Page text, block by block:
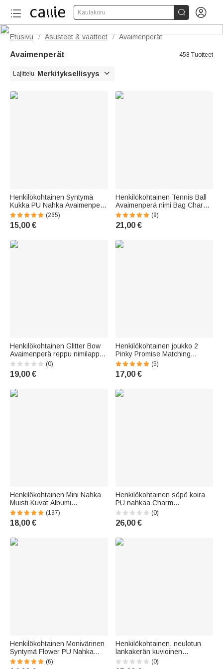
Kaulakoru  
Etusivu / Asusteet & vaatteet / Avaimenperät
Avaimenperät 458 Tuotteet
Lajittelu Merkityksellisyys 
Henkilökohtainen Syntymä
Kukka PU Nahka Avaimenperä
kaiverrettu nimi ja Daisy helmi
riipus Häät Party
Syntymäpäivä Lahja
(265)
15,00 €
Henkilökohtainen Tennis Ball
Avaimenperä nimi Bag Charm
joulu syntymäpäivä joukkue
lahja valmentaja Tennis Lovers
joukkuetoverit
(9)
21,00 €
Henkilökohtainen Glitter Bow
Avaimenperä reppu nimilappu
Travel tarvikkeet Päivittäinen
käyttö syntymäpäivälahja
Cheerleaders Teammates
(0)
19,00 €
Henkilökohtainen joukko 2
Pinky Promise Matching
avaimenperät kaiverrettu
Initials Syntymäpäivä
Ystävänpäivä Long Distance
(5)
17,00 €
Henkilökohtainen Mini Nahka
Muisti Kuvat Albumi
Avaimenperä 10-14 Kuvat
Syntymäpäivä Vuosipäivä
Joululahja Perhe Pariskunta
(197)
18,00 €
Henkilökohtainen söpö koira
PU nahkaa Charm
avaimenperä nimellä Adoption
päivä syntymäpäivälahja
lemmikkieläinten rakastaja
(0)
26,00 €
Henkilökohtainen Monivärinen
Syntymä Flower PU Nahka
Avaimenperä nimi Häät Party
Ehdotus Syntymäpäivä Lahja
(6)
Henkilökohtainen, neulotun
lankakerän kuvioinen
akryylinen avaimenperä, jossa
on nimikoru – päivittäiseen
(0)